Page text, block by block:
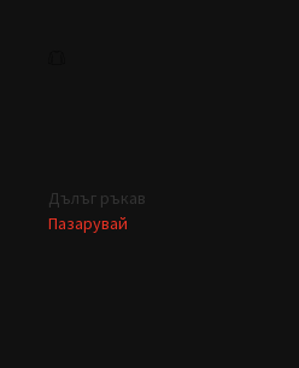
Дълъг ръкав
Пазарувай